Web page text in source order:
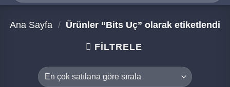
Ana Sayfa / Ürünler “Bits Uç” olarak etiketlendi
FILTRELE